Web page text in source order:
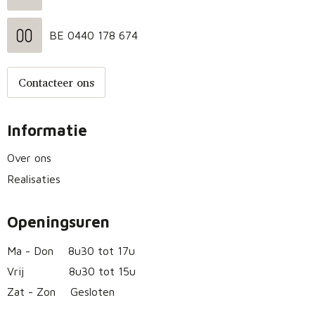
BE 0440 178 674
Contacteer ons
Informatie
Over ons
Realisaties
Openingsuren
Ma - Don
8u30 tot 17u
Vrij
8u30 tot 15u
Zat - Zon
Gesloten